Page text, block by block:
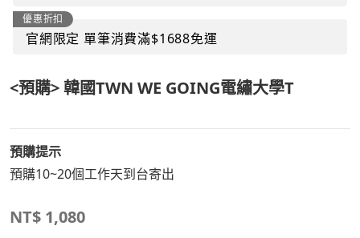
優惠折扣
官網限定 單筆消費滿$1688免運
<預購> 韓國TWN WE GOING電繡大學T
預購提示
預購10~20個工作天到台寄出
NT$ 1,080